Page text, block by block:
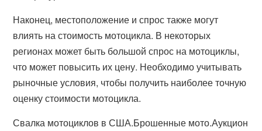
Наконец, местоположение и спрос также могут
влиять на стоимость мотоцикла. В некоторых
регионах может быть большой спрос на мотоциклы,
что может повысить их цену. Необходимо учитывать
рыночные условия, чтобы получить наиболее точную
оценку стоимости мотоцикла.
Свалка мотоциклов в США.Брошенные мото.Аукцион